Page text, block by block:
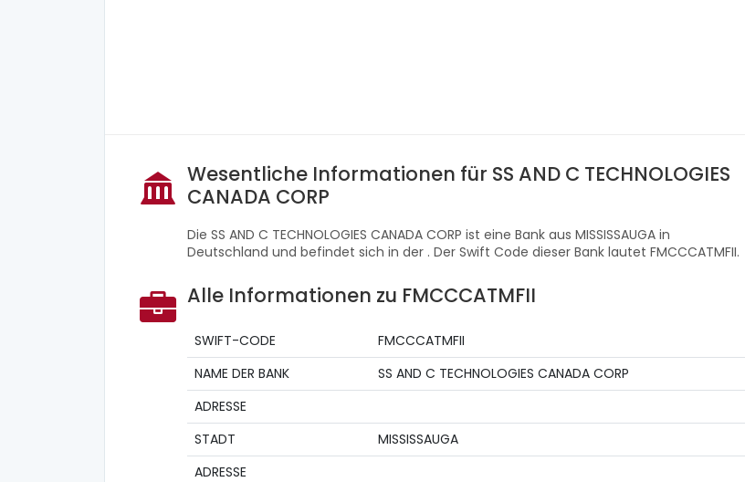
Wesentliche Informationen für SS AND C TECHNOLOGIES
CANADA CORP
Die SS AND C TECHNOLOGIES CANADA CORP ist eine Bank aus MISSISSAUGA in
Deutschland und befindet sich in der . Der Swift Code dieser Bank lautet FMCCCATMFII.
Alle Informationen zu FMCCCATMFII
SWIFT-CODE
FMCCCATMFII
NAME DER BANK
SS AND C TECHNOLOGIES CANADA CORP
ADRESSE
STADT
MISSISSAUGA
ADRESSE